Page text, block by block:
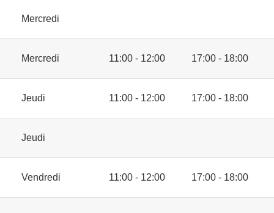
Mercredi
Mercredi 11:00 - 12:00 17:00 - 18:00
Jeudi 11:00 - 12:00 17:00 - 18:00
Jeudi
Vendredi 11:00 - 12:00 17:00 - 18:00